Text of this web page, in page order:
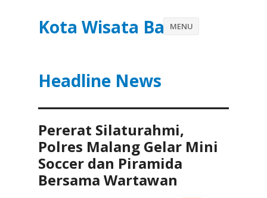
Kota Wisata Batu
Headline News
MENU
Pererat Silaturahmi,
Polres Malang Gelar Mini
Soccer dan Piramida
Bersama Wartawan